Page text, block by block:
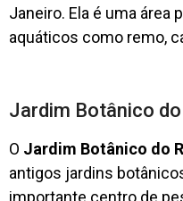
Janeiro. Ela é uma área
aquáticos como remo,
Jardim Botânico
O Jardim Botânico do
antigos jardins
importante centro de